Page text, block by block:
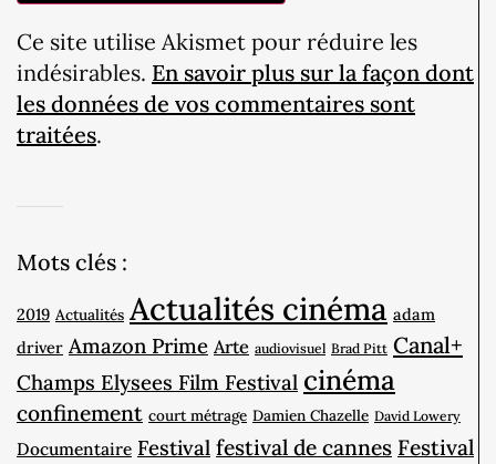
Ce site utilise Akismet pour réduire les
indésirables. En savoir plus sur la façon dont
les données de vos commentaires sont
traitées.
Mots clés :
2019 Actualités Actualités cinéma adam
driver Amazon Prime Arte audiovisuel Brad Pitt Canal+
Champs Elysees Film Festival cinéma
confinement court métrage Damien Chazelle David Lowery
Documentaire Festival festival de cannes Festival